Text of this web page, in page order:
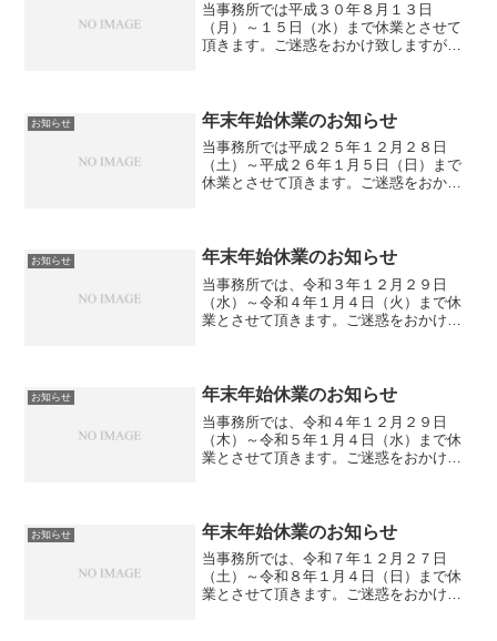
当事務所では平成３０年８月１３日
（月）～１５日（水）まで休業とさせて
頂きます。ご迷惑をおかけ致しますがよ
お知らせ 年末年始休業のお知らせ
当事務所では平成２５年１２月２８日
（土）～平成２６年１月５日（日）まで
休業とさせて頂きます。ご迷惑をおかけ
お知らせ 年末年始休業のお知らせ
当事務所では、令和３年１２月２９日
（水）～令和４年１月４日（火）まで休
業とさせて頂きます。ご迷惑をおかけ致
お知らせ 年末年始休業のお知らせ
当事務所では、令和４年１２月２９日
（木）～令和５年１月４日（水）まで休
業とさせて頂きます。ご迷惑をおかけ致
お知らせ 年末年始休業のお知らせ
当事務所では、令和７年１２月２７日
（土）～令和８年１月４日（日）まで休
業とさせて頂きます。ご迷惑をおかけ致